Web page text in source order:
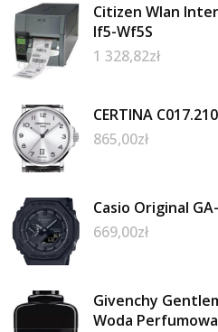
Citizen Wlan
If5-Wf5S
1 328,82zł
CERTINA
865,00zł
Casio Original
669,00zł
Givenchy
Woda